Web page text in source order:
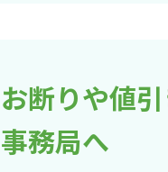
お断りや値
事務局へ